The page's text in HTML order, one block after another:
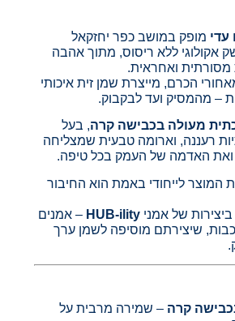
עדי מופק במושב כפר יחזקאל
אקולוגי ללא ריסוס, מתוך אהבה
ואחראית.
הכרם, מייצרת שמן זית איכותי
– מהמסיק ועד לבקבוק.
מעולה בכבישה קרה, בעל
רעננה, וארומה טבעית שמצליחה
ואת האדמה של העמק בכל טיפה.
לייחודי באמת הוא החיבור
של אמניHUB-ility – אמנים
שיצירתם מוסיפה לשמן ערך
קרה – שמירה מרבית על